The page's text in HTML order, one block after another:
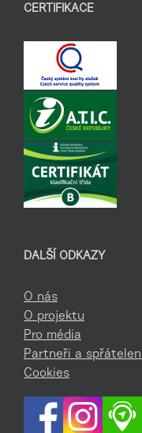
CERTIFIKACE
DALŠÍ ODKAZY
O nás
O projektu
Pro média
Partneři a
Cookies